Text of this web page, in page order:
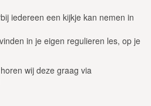
iedereen een kijkje kan nemen in
in je eigen regulieren les, op je
wij deze graag via